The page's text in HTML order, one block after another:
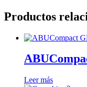
Productos
Leer más